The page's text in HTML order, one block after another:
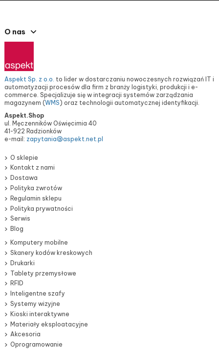
O nas
Aspekt Sp. z o.o. to lider w dostarczaniu nowoczesnych rozwiązań IT i
automatyzacji procesów dla firm z branży logistyki, produkcji i e-
commerce. Specjalizuje się w integracji systemów zarządzania
magazynem (WMS) oraz technologii automatycznej identyfikacji.
Aspekt.Shop
ul. Męczenników Oświęcimia 40
41-922 Radzionków
e-mail: zapytania@aspekt.net.pl
O sklepie
Kontakt z nami
Dostawa
Polityka zwrotów
Regulamin sklepu
Polityka prywatności
Serwis
Blog
Komputery mobilne
Skanery kodów kreskowych
Drukarki
Tablety przemysłowe
RFID
Inteligentne szafy
Systemy wizyjne
Kioski interaktywne
Materiały eksploatacyjne
Akcesoria
Oprogramowanie